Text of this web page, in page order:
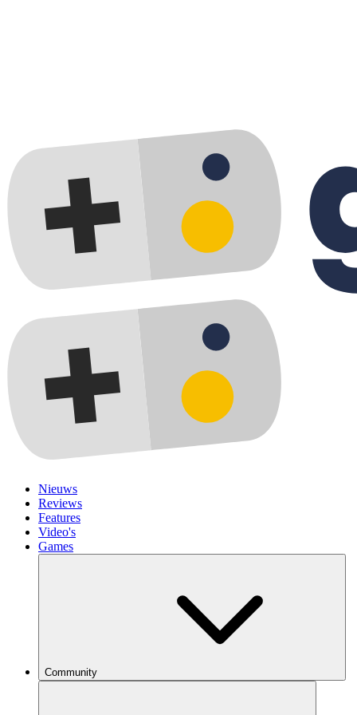
Nieuws
Reviews
Features
Video's
Games
Community